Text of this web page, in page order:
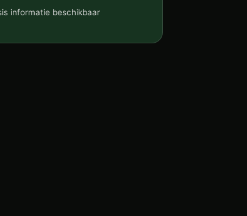
informatie beschikbaar